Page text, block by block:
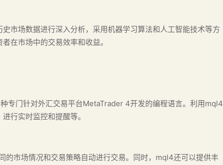
市场数据进行深入分析，采用机器学习算法和人工智能技术等方
在市场中的交易效率和收益。
专门针对外汇交易平台MetaTrader 4开发的编程语言。利用mql4
行实时监控和提醒等。
市场情况和交易策略自动进行交易。同时，mql4还可以提供丰